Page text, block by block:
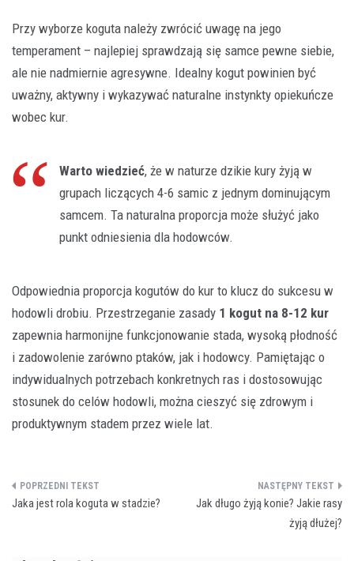
Przy wyborze koguta należy zwrócić uwagę na jego
temperament – najlepiej sprawdzają się samce pewne siebie,
ale nie nadmiernie agresywne. Idealny kogut powinien być
uważny, aktywny i wykazywać naturalne instynkty opiekuńcze
wobec kur.
Warto wiedzieć, że w naturze dzikie kury żyją w
grupach liczących 4-6 samic z jednym dominującym
samcem. Ta naturalna proporcja może służyć jako
punkt odniesienia dla hodowców.
Odpowiednia proporcja kogutów do kur to klucz do sukcesu w
hodowli drobiu. Przestrzeganie zasady 1 kogut na 8-12 kur
zapewnia harmonijne funkcjonowanie stada, wysoką płodność
i zadowolenie zarówno ptaków, jak i hodowcy. Pamiętając o
indywidualnych potrzebach konkretnych ras i dostosowując
stosunek do celów hodowli, można cieszyć się zdrowym i
produktywnym stadem przez wiele lat.
Nawigacja
Jaka jest rola koguta w stadzie?
Jak długo żyją konie? Jakie rasy
żyją dłużej?